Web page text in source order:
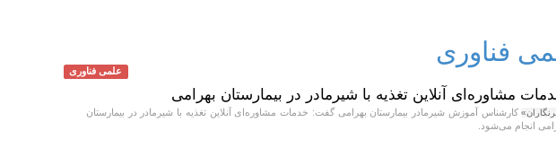
فناوری
علمی فناوری
مشاوره‌ای آنلاین تغذیه با شیرمادر در بیمارستان بهرامی
کارشناس آموزش شیرمادر بیمارستان بهرامی گفت: خدمات مشاوره‌ای آنلاین تغذیه با شیرمادر در بیمارستان
انجام می‌شود.